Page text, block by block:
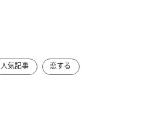
人気記事
恋する